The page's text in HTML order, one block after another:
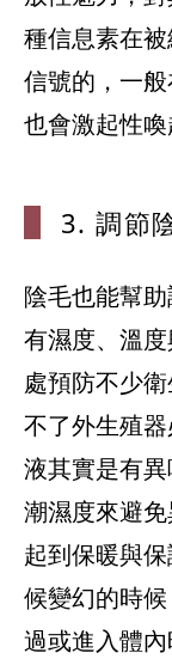
種信息素在
信號的，一
也會激起性喚
3. 調節
陰毛也能幫
有濕度、溫
處預防不少
不了外生殖
液其實是有
潮濕度來避
起到保暖與
候變幻的時
過或進入體